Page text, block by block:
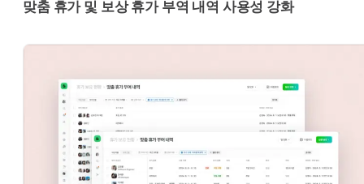
맞춤 휴가 및 보상 휴가 부역 내역 사용성 강화